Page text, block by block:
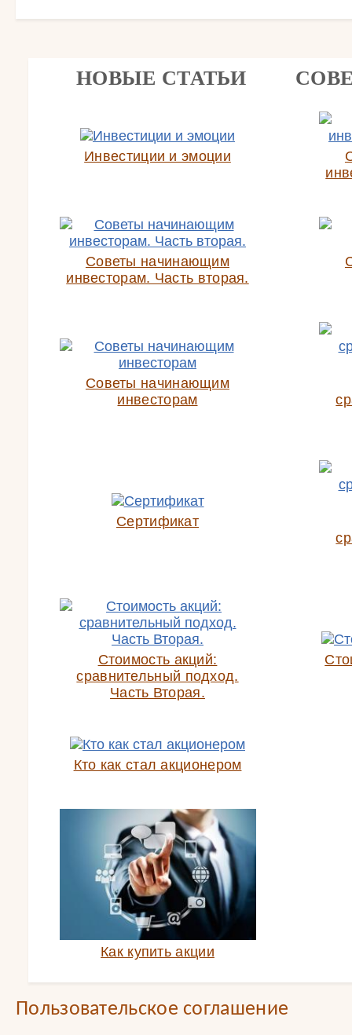
НОВЫЕ СТАТЬИ
Инвестиции и эмоции
Советы начинающим
инвесторам. Часть вторая.
Советы начинающим
инвесторам
Сертификат
Стоимость акций:
сравнительный подход.
Часть Вторая.
Кто как стал акционером
Как купить акции
Пользовательское соглашение